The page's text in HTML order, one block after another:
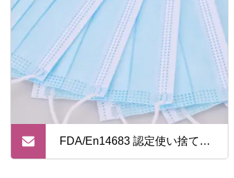
FDA/En14683 認定使い捨て医